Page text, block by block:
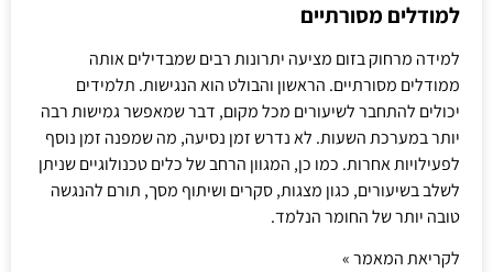
למודלים מסורתיים
למידה מרחוק בזום מציעה יתרונות רבים שמבדילים אותה
ממודלים מסורתיים. הראשון והבולט הוא הנגישות. תלמידים
יכולים להתחבר לשיעורים מכל מקום, דבר שמאפשר גמישות רבה
יותר במערכת השעות. לא נדרש זמן נסיעה, מה שמפנה זמן נוסף
לפעילויות אחרות. כמו כן, המגוון הרחב של כלים טכנולוגיים שניתן
לשלב בשיעורים, כגון מצגות, סקרים ושיתוף מסך, תורם להנגשה
טובה יותר של החומר הנלמד.
לקריאת המאמר »